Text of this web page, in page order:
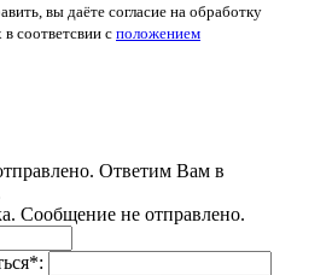
вы даёте согласие на обработку
соответсвии с положением
Ответим Вам в
Сообщение не отправлено.
*: